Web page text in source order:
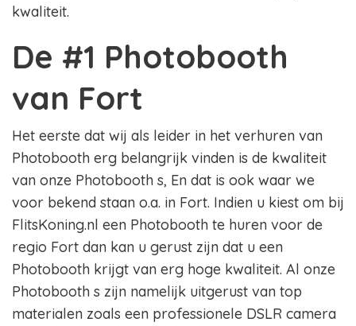
kwaliteit.
De #1 Photobooth
van Fort
Het eerste dat wij als leider in het verhuren van
Photobooth erg belangrijk vinden is de kwaliteit
van onze Photobooth s, En dat is ook waar we
voor bekend staan o.a. in Fort. Indien u kiest om bij
FlitsKoning.nl een Photobooth te huren voor de
regio Fort dan kan u gerust zijn dat u een
Photobooth krijgt van erg hoge kwaliteit. Al onze
Photobooth s zijn namelijk uitgerust van top
materialen zoals een professionele DSLR camera